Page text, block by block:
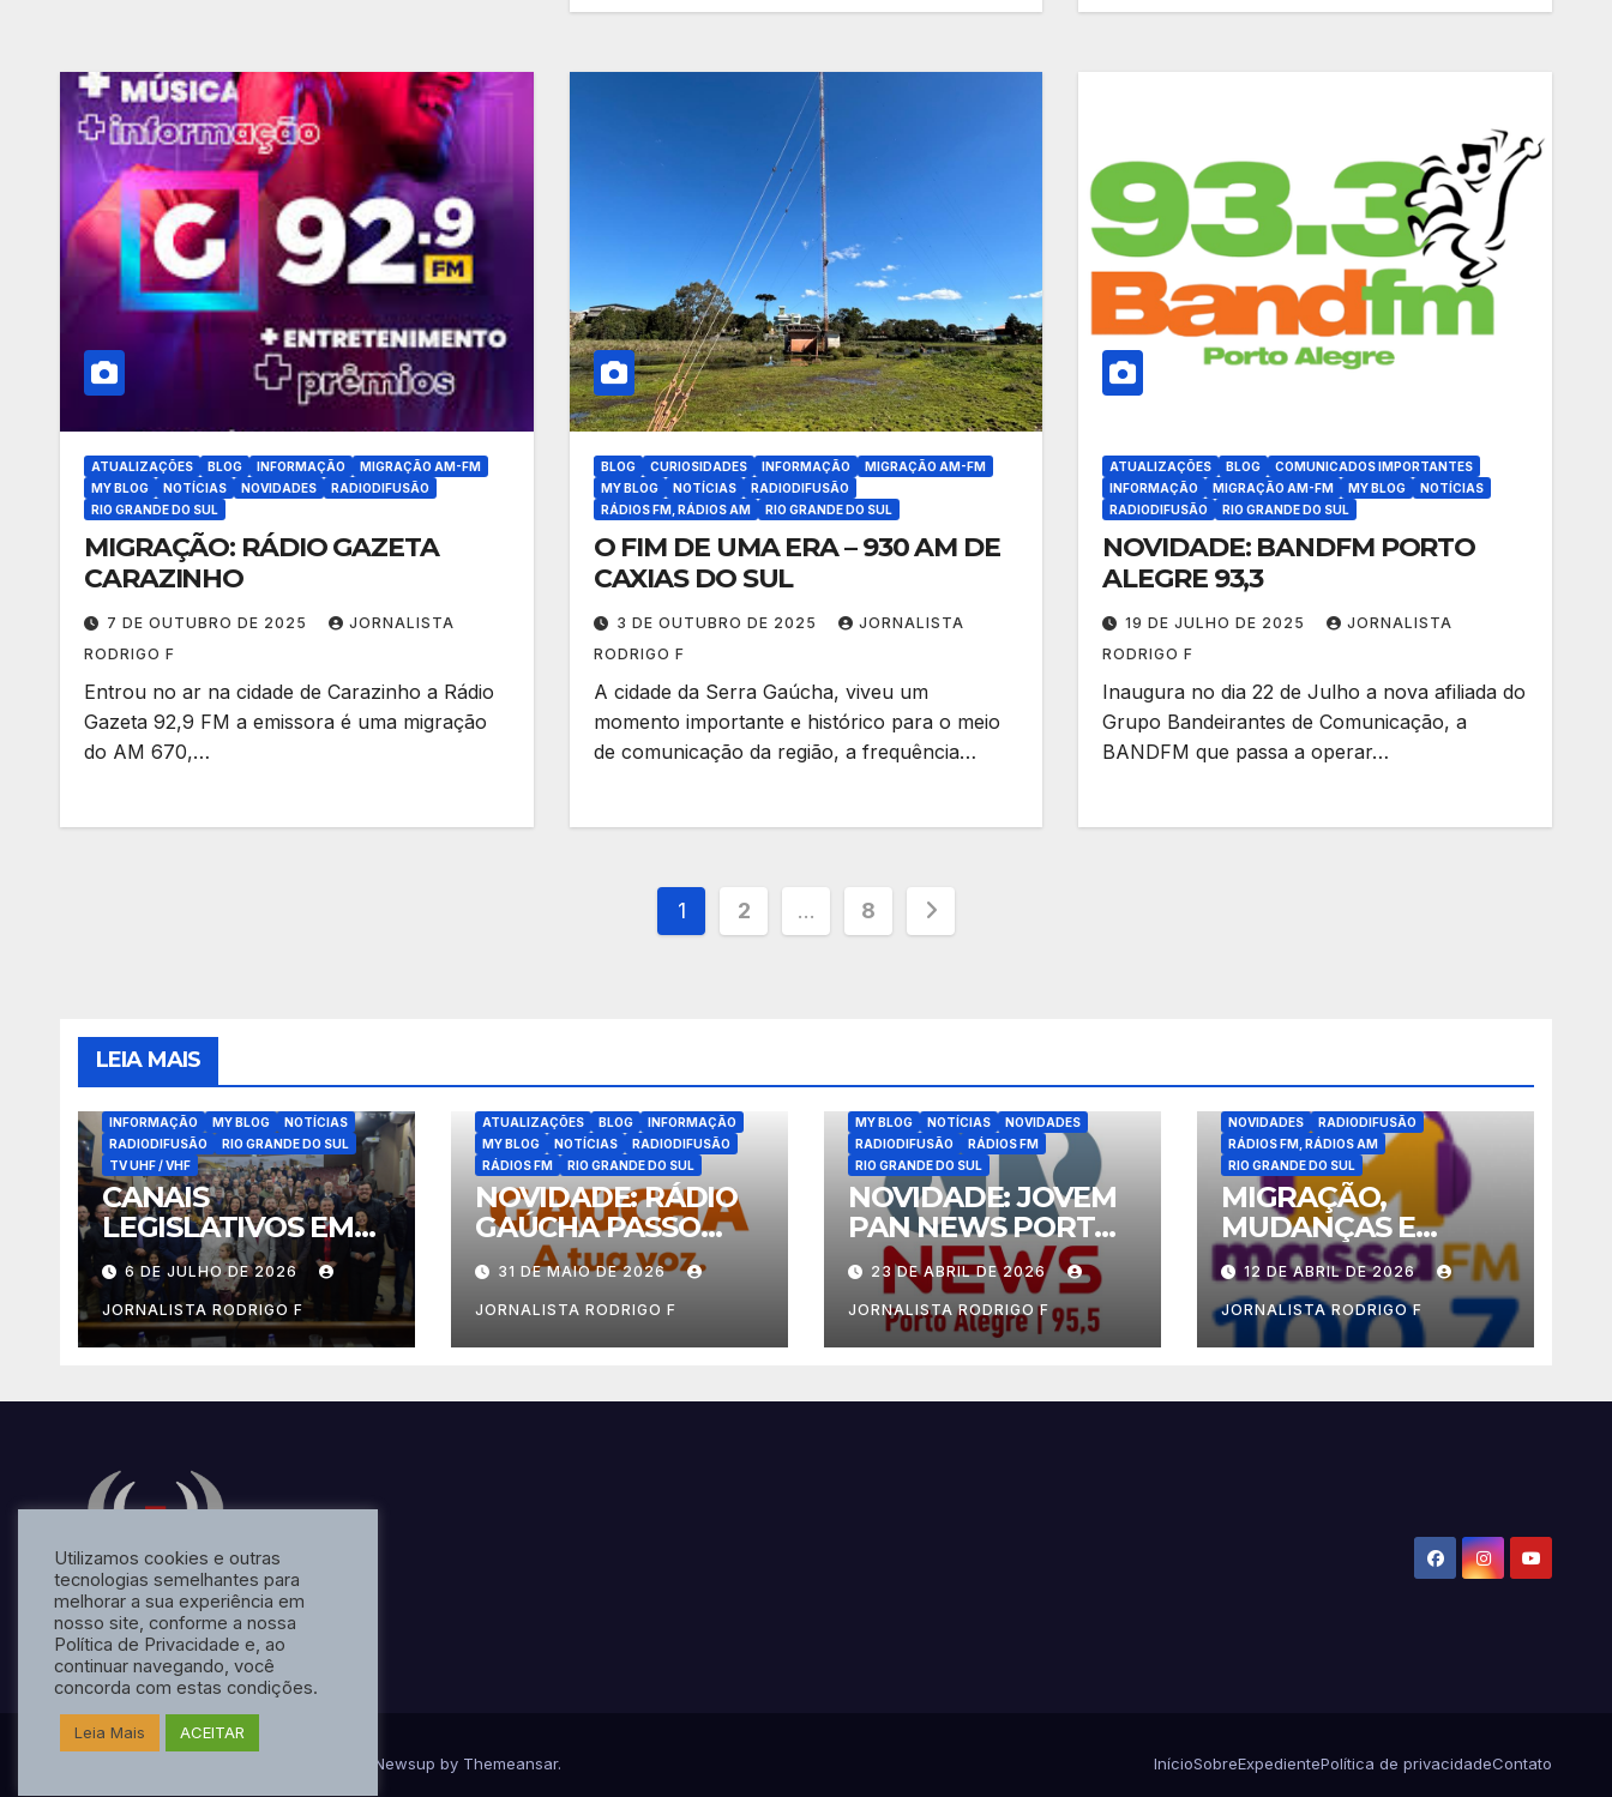
ATUALIZAÇÕES BLOG INFORMAÇÃO
MIGRAÇÃO AM-FM
MY BLOG
NOTÍCIAS NOVIDADES
RADIODIFUSÃO
RIO GRANDE DO SUL
MIGRAÇÃO: RÁDIO GAZETA
CARAZINHO
7 DE OUTUBRO DE 2025
JORNALISTA
RODRIGO F
Entrou no ar na cidade de Carazinho a Rádio
Gazeta 92,9 FM a emissora é uma migração
do AM 670,…
BLOG CURIOSIDADES INFORMAÇÃO
MIGRAÇÃO AM-FM
MY BLOG
NOTÍCIAS
RADIODIFUSÃO
RÁDIOS FM, RÁDIOS AM
RIO GRANDE DO SUL
O FIM DE UMA ERA – 930 AM DE
CAXIAS DO SUL
3 DE OUTUBRO DE 2025
JORNALISTA
RODRIGO F
A cidade da Serra Gaúcha, viveu um
momento importante e histórico para o meio
de comunicação da região, a frequência…
ATUALIZAÇÕES BLOG
COMUNICADOS IMPORTANTES
INFORMAÇÃO
MIGRAÇÃO AM-FM MY BLOG
NOTÍCIAS
RADIODIFUSÃO
RIO GRANDE DO SUL
NOVIDADE: BANDFM PORTO
ALEGRE 93,3
19 DE JULHO DE 2025
JORNALISTA
RODRIGO F
Inaugura no dia 22 de Julho a nova afiliada do
Grupo Bandeirantes de Comunicação, a
BANDFM que passa a operar…
Paginação
1 2 … 8
LEIA MAIS
INFORMAÇÃO
MY BLOG
NOTÍCIAS
RADIODIFUSÃO
RIO GRANDE DO SUL
TV UHF / VHF
CANAIS
LEGISLATIVOS EM
CAXIAS DO SUL
6 DE JULHO DE 2026
JORNALISTA RODRIGO F
ATUALIZAÇÕES BLOG
INFORMAÇÃO
MY BLOG
NOTÍCIAS
RADIODIFUSÃO
RÁDIOS FM
RIO GRANDE DO SUL
NOVIDADE: RÁDIO
GAÚCHA PASSO
FUNDO
31 DE MAIO DE 2026
JORNALISTA RODRIGO F
MY BLOG
NOTÍCIAS
NOVIDADES
RADIODIFUSÃO
RÁDIOS FM
RIO GRANDE DO SUL
NOVIDADE: JOVEM
PAN NEWS PORTO
ALEGRE
23 DE ABRIL DE 2026
JORNALISTA RODRIGO F
NOVIDADES
RADIODIFUSÃO
RÁDIOS FM, RÁDIOS AM
RIO GRANDE DO SUL
MIGRAÇÃO,
MUDANÇAS E
NOVIDADES – ABRIL
2026
12 DE ABRIL DE 2026
JORNALISTA RODRIGO F
Theme: Newsup by Themeansar. InícioSobreExpedientePolítica de privacidadeContato
Utilizamos cookies e outras
tecnologias semelhantes para
melhorar a sua experiência em
nosso site, conforme a nossa
Política de Privacidade e, ao
continuar navegando, você
concorda com estas condições.
Leia Mais ACEITAR